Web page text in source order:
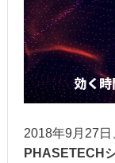
2018年9月27
PHASETECH